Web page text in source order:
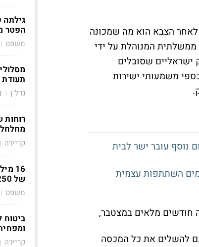
לאחר הצבא הוא מה שמכונה
המנוהלת על ידי
ישראליים שסובלים
משמעותי ישירות
.
נוסף עובר ישר לבית
חודשים מלאים במצטבר,
להשלים את כל המכסה
הפטר
משפט |
תעודת
נדל"ן |
רוחות
קריירה |
16
של 250 בעלים ב"מתחם ה-1,000"
משפט |
ביטוח
קריירה |